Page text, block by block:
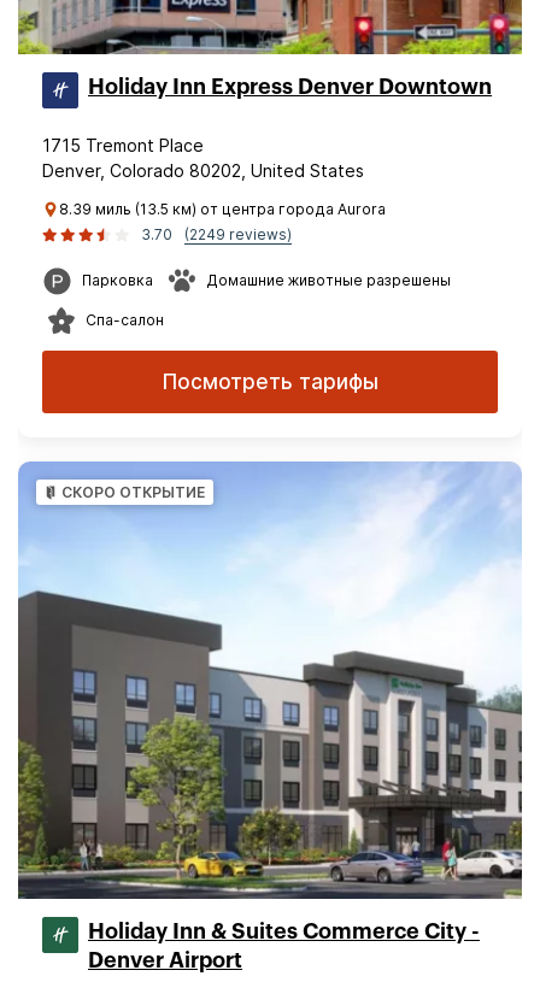
Holiday Inn Express Denver Downtown
1715 Tremont Place
Denver, Colorado 80202, United States
8.39 миль (13.5 км) от центра города Aurora
3.70
(2249 reviews)
Парковка Домашние животные разрешены
Спа-салон
Посмотреть тарифы
СКОРО ОТКРЫТИЕ
Holiday Inn & Suites Commerce City -
Denver Airport